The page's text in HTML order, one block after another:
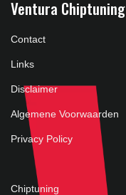
Ventura Chiptuning
Contact
Links
Disclaimer
Algemene Voorwaarden
Privacy Policy
Chiptuning